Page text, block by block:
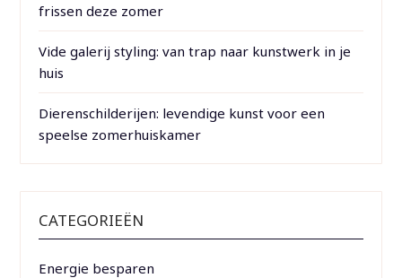
frissen deze zomer
Vide galerij styling: van trap naar kunstwerk in je
huis
Dierenschilderijen: levendige kunst voor een
speelse zomerhuiskamer
CATEGORIEËN
Energie besparen